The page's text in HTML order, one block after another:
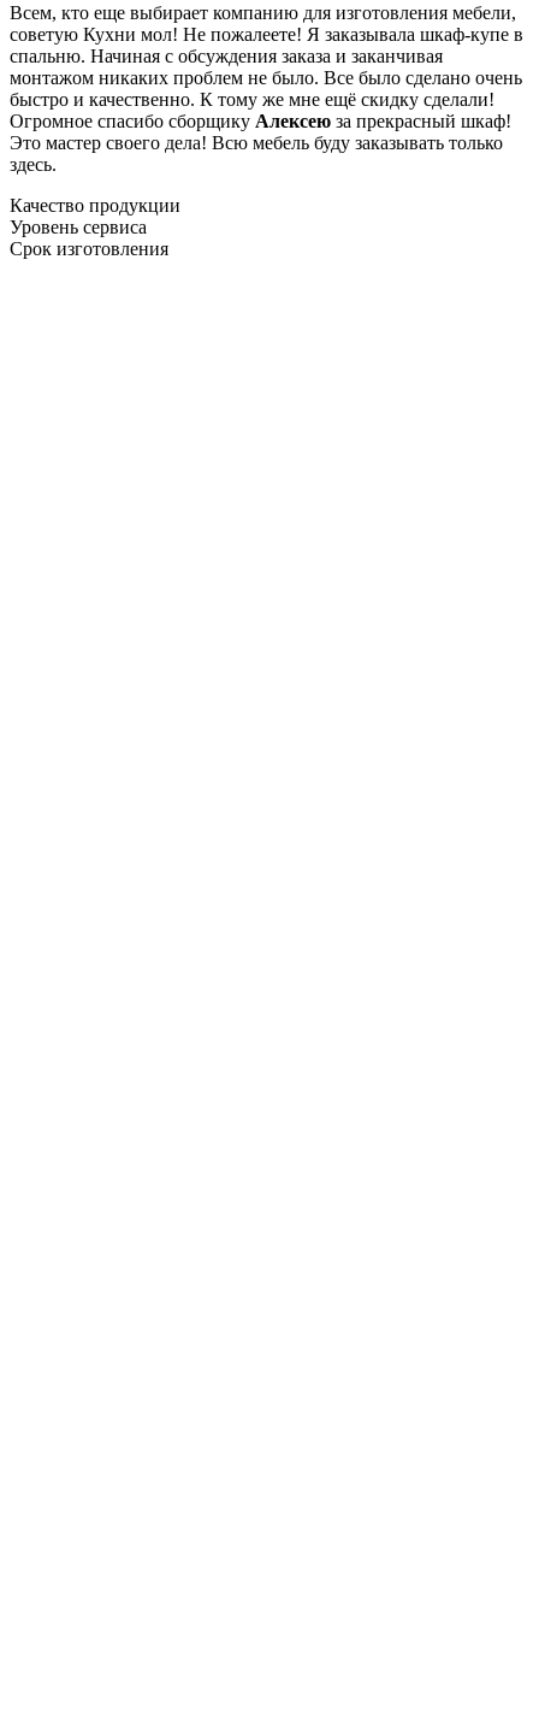
Всем, кто еще выбирает компанию для изготовления мебели,
советую Кухни мол! Не пожалеете! Я заказывала шкаф-купе в
спальню. Начиная с обсуждения заказа и заканчивая
монтажом никаких проблем не было. Все было сделано очень
быстро и качественно. К тому же мне ещё скидку сделали!
Огромное спасибо сборщику Алексею за прекрасный шкаф!
Это мастер своего дела! Всю мебель буду заказывать только
здесь.
Качество продукции
Уровень сервиса
Срок изготовления